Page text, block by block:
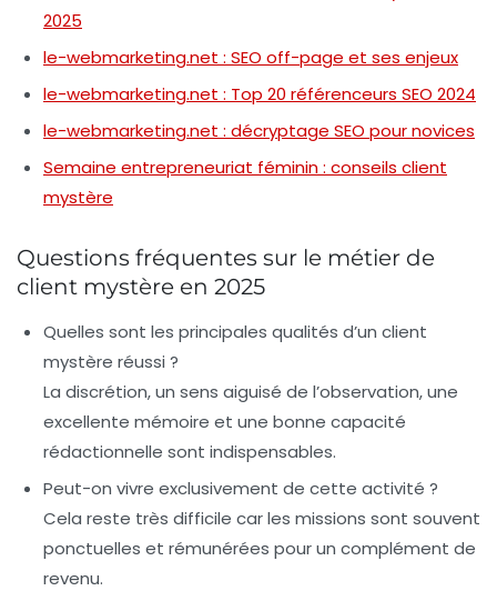
2025
le-webmarketing.net : SEO off-page et ses enjeux
le-webmarketing.net : Top 20 référenceurs SEO 2024
le-webmarketing.net : décryptage SEO pour novices
Semaine entrepreneuriat féminin : conseils client
mystère
Questions fréquentes sur le métier de
client mystère en 2025
Quelles sont les principales qualités d’un client
mystère réussi ?
La discrétion, un sens aiguisé de l’observation, une
excellente mémoire et une bonne capacité
rédactionnelle sont indispensables.
Peut-on vivre exclusivement de cette activité ?
Cela reste très difficile car les missions sont souvent
ponctuelles et rémunérées pour un complément de
revenu.